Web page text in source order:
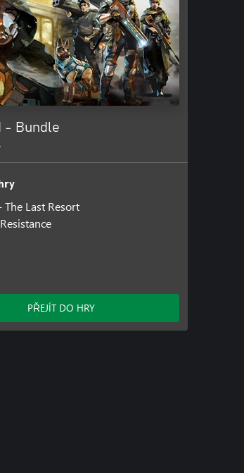
- Bundle
Last Resort
PŘEJÍT DO HRY